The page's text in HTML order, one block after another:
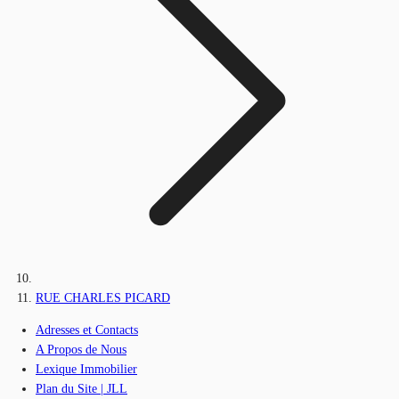
RUE CHARLES PICARD
Adresses et Contacts
A Propos de Nous
Lexique Immobilier
Plan du Site | JLL